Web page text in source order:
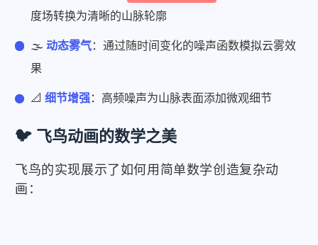
度场转换为清晰的山脉轮廓
🌫️动态雾气：通过随时间变化的噪声函数模拟云雾效
果
📐细节增强：高频噪声为山脉表面添加微观细节
🐦 飞鸟动画的数学之美
飞鸟的实现展示了如何用简单数学创造复杂动
画：